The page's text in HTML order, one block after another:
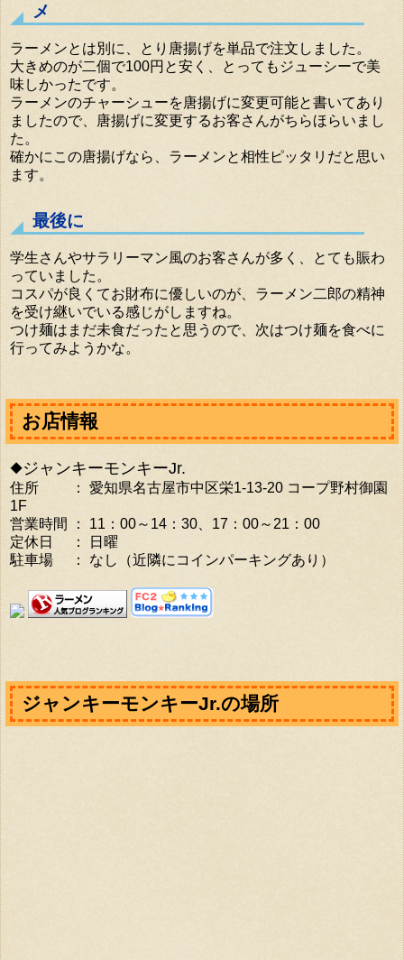
メ
ラーメンとは別に、とり唐揚げを単品で注文しました。
大きめのが二個で100円と安く、とってもジューシーで美
味しかったです。
ラーメンのチャーシューを唐揚げに変更可能と書いてあり
ましたので、唐揚げに変更するお客さんがちらほらいまし
た。
確かにこの唐揚げなら、ラーメンと相性ピッタリだと思い
ます。
最後に
学生さんやサラリーマン風のお客さんが多く、とても賑わ
っていました。
コスパが良くてお財布に優しいのが、ラーメン二郎の精神
を受け継いでいる感じがしますね。
つけ麺はまだ未食だったと思うので、次はつけ麺を食べに
行ってみようかな。
お店情報
◆ジャンキーモンキーJr.
住所 ： 愛知県名古屋市中区栄1-13-20 コープ野村御園
1F
営業時間 ： 11：00～14：30、17：00～21：00
定休日 ： 日曜
駐車場 ： なし（近隣にコインパーキングあり）
ジャンキーモンキーJr.の場所